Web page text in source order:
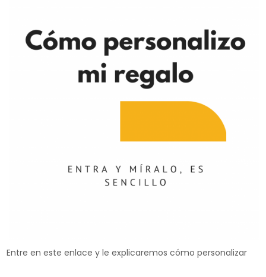
Entre en este enlace y le explicaremos cómo personalizar